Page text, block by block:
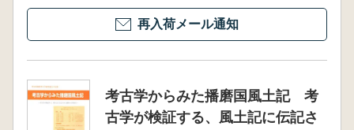
再入荷メール通知
考古学からみた播磨国風土記 考
古学が検証する、風土記に伝記さ